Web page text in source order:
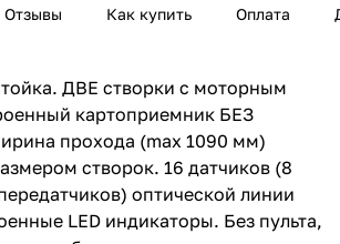
Отзывы Как купить Оплата
ДВЕ створки с моторным
картоприемник БЕЗ
прохода (max 1090 мм)
створок. 16 датчиков (8
оптической линии
LED индикаторы. Без пульта,